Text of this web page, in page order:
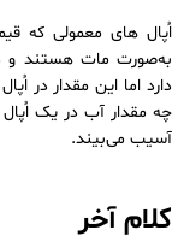
اُپال های معمولی که
به‌صورت مات هستند و
دارد اما این مقدار در
چه مقدار آب در یک
آسیب می‌بیند.
کلام آخر